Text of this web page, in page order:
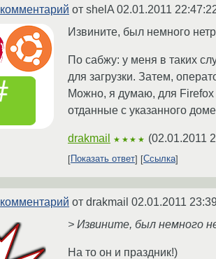
комментарий от shelA 02.01.2011
Извините, был немного
По сабжу: у меня в таких
для загрузки. Затем,
Можно, я думаю, для Firefox
отданные с указанного
drakmail ★★★★ (02.01.2011
Показать ответ Ссылка
комментарий от drakmail 02.01.2011
> Извините, был немного
На то он и праздник!)